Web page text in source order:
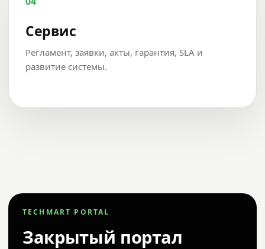
Сервис
Регламент, заявки, акты, гарантия, SLA и
развитие системы.
TECHMART PORTAL
Закрытый портал